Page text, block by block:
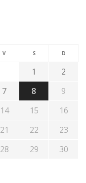
V S D
1
2
7 8
9
14 15
16
21 22
23
28 29
30